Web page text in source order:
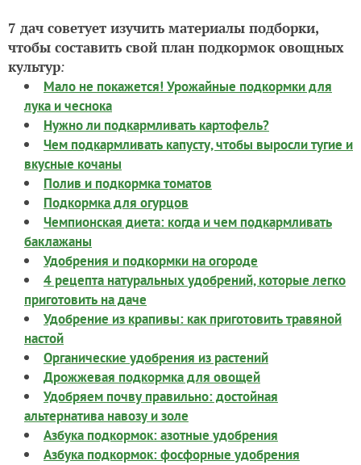
7 дач советует изучить материалы подборки,
чтобы составить свой план подкормок овощных
культур:
Мало не покажется! Урожайные подкормки для
лука и чеснока
Нужно ли подкармливать картофель?
Чем подкармливать капусту, чтобы выросли тугие и
вкусные кочаны
Полив и подкормка томатов
Подкормка для огурцов
Чемпионская диета: когда и чем подкармливать
баклажаны
Удобрения и подкормки на огороде
4 рецепта натуральных удобрений, которые легко
приготовить на даче
Удобрение из крапивы: как приготовить травяной
настой
Органические удобрения из растений
Дрожжевая подкормка для овощей
Удобряем почву правильно: достойная
альтернатива навозу и золе
Азбука подкормок: азотные удобрения
Азбука подкормок: фосфорные удобрения